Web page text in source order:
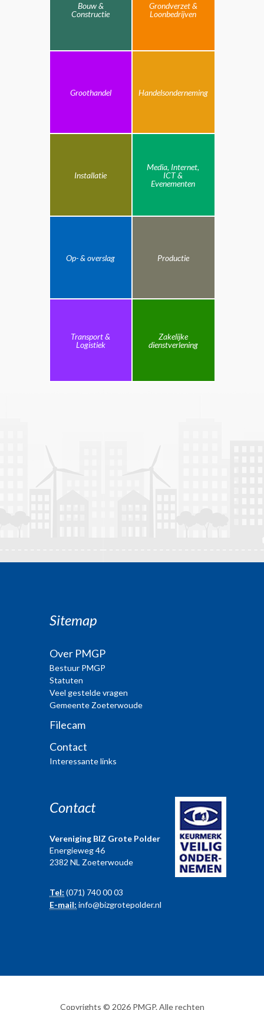
Bouw &
Constructie
Grondverzet &
Loonbedrijven
Groothandel Handelsonderneming
Installatie
Media, Internet,
ICT &
Evenementen
Op- & overslag Productie
Transport &
Logistiek
Zakelijke
dienstverlening
Sitemap
Over PMGP
Bestuur PMGP
Statuten
Veel gestelde vragen
Gemeente Zoeterwoude
Filecam
Contact
Interessante links
Contact
Vereniging BIZ Grote Polder
Energieweg 46
2382 NL Zoeterwoude
Tel: (071) 740 00 03
E-mail: info@bizgrotepolder.nl
Copyrights © 2026 PMGP. Alle rechten